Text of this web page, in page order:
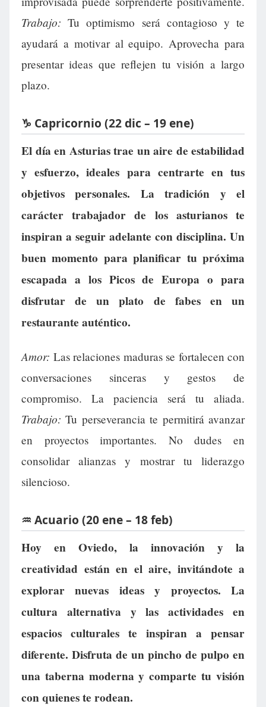
Trabajo: Tu optimismo será contagioso y te
ayudará a motivar al equipo. Aprovecha para
presentar ideas que reflejen tu visión a largo
plazo.
♑ Capricornio (22 dic – 19 ene)
El día en Asturias trae un aire de estabilidad
y esfuerzo, ideales para centrarte en tus
objetivos personales. La tradición y el
carácter trabajador de los asturianos te
inspiran a seguir adelante con disciplina. Un
buen momento para planificar tu próxima
escapada a los Picos de Europa o para
disfrutar de un plato de fabes en un
restaurante auténtico.
Amor: Las relaciones maduras se fortalecen con
conversaciones sinceras y gestos de
compromiso. La paciencia será tu aliada.
Trabajo: Tu perseverancia te permitirá avanzar
en proyectos importantes. No dudes en
consolidar alianzas y mostrar tu liderazgo
silencioso.
♒ Acuario (20 ene – 18 feb)
Hoy en Oviedo, la innovación y la
creatividad están en el aire, invitándote a
explorar nuevas ideas y proyectos. La
cultura alternativa y las actividades en
espacios culturales te inspiran a pensar
diferente. Disfruta de un pincho de pulpo en
una taberna moderna y comparte tu visión
con quienes te rodean.